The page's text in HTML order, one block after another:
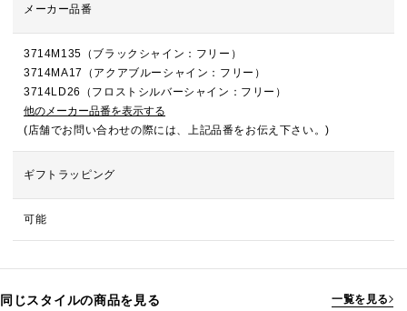
メーカー品番
3714M135（ブラックシャイン：フリー）
3714MA17（アクアブルーシャイン：フリー）
3714LD26（フロストシルバーシャイン：フリー）
他のメーカー品番を表示する
(店舗でお問い合わせの際には、上記品番をお伝え下さい。)
ギフトラッピング
可能
同じスタイルの商品を見る 一覧を見る